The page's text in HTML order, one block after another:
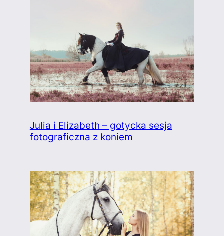
Julia i Elizabeth – gotycka sesja
fotograficzna z koniem